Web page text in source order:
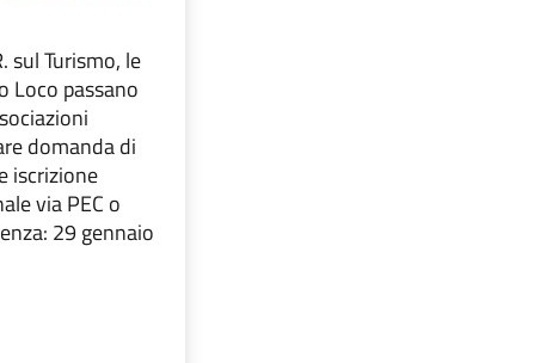
sul Turismo, le
Loco passano
domanda di
iscrizione
via PEC o
29 gennaio